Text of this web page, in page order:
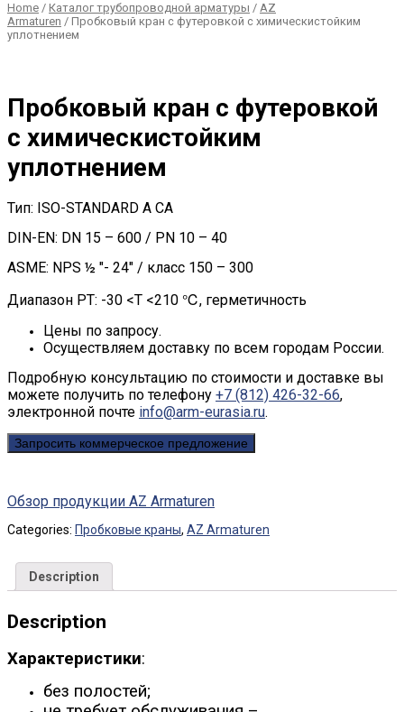
Home / Каталог трубопроводной арматуры / AZ
Armaturen / Пробковый кран с футеровкой с химическистойким
уплотнением
Пробковый кран с футеровкой
с химическистойким
уплотнением
Тип: ISO-STANDARD A CA
DIN-EN: DN 15 – 600 / PN 10 – 40
ASME: NPS ½ "- 24" / класс 150 – 300
Диапазон PT: -30 <T <210 ℃, герметичность
Цены по запросу.
Осуществляем доставку по всем городам России.
Подробную консультацию по стоимости и доставке вы
можете получить по телефону +7 (812) 426-32-66,
электронной почте info@arm-eurasia.ru.
Запросить коммерческое предложение
Обзор продукции AZ Armaturen
Categories: Пробковые краны, AZ Armaturen
Description
Description
Характеристики:
без полостей;